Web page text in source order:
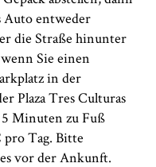
Auto entweder
die Straße hinunter
Sie einen
in der
Plaza Tres Culturas
Minuten zu Fuß
Tag. Bitte
vor der Ankunft.